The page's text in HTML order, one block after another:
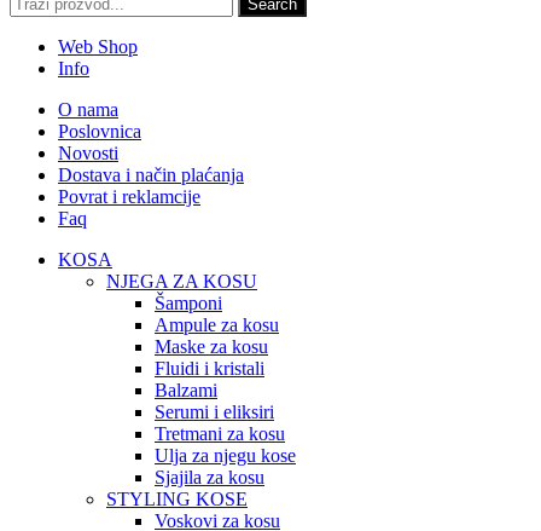
Search
Web Shop
Info
O nama
Poslovnica
Novosti
Dostava i način plaćanja
Povrat i reklamcije
Faq
KOSA
NJEGA ZA KOSU
Šamponi
Ampule za kosu
Maske za kosu
Fluidi i kristali
Balzami
Serumi i eliksiri
Tretmani za kosu
Ulja za njegu kose
Sjajila za kosu
STYLING KOSE
Voskovi za kosu